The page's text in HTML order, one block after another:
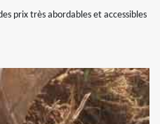
prix très abordables et accessibles